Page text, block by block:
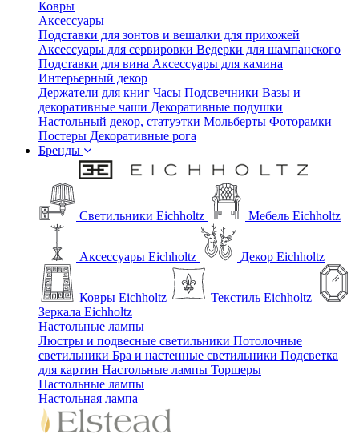
Ковры
Аксессуары
Подставки для зонтов и вешалки для прихожей
Аксессуары для сервировки Ведерки для шампанского
Подставки для вина Аксессуары для камина
Интерьерный декор
Держатели для книг Часы Подсвечники Вазы и
декоративные чаши Декоративные подушки
Настольный декор, статуэтки Мольберты Фоторамки
Постеры Декоративные рога
Бренды
Светильники Eichholtz Мебель Eichholtz
Аксессуары Eichholtz Декор Eichholtz
Ковры Eichholtz
Текстиль Eichholtz
Зеркала Eichholtz
Настольные лампы
Люстры и подвесные светильники Потолочные
светильники Бра и настенные светильники Подсветка
для картин Настольные лампы Торшеры
Настольные лампы
Настольная лампа